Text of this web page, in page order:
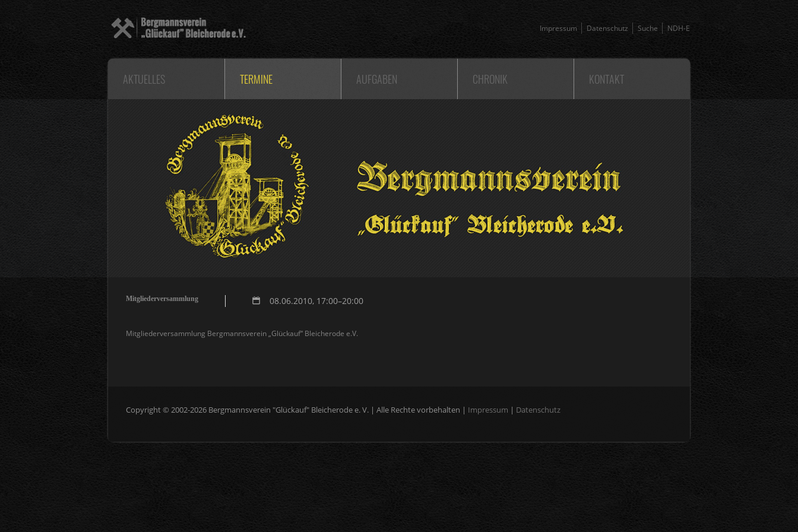
Impressum Datenschutz Suche NDH-E
AKTUELLES TERMINE AUFGABEN CHRONIK KONTAKT
Mitgliederversammlung 08.06.2010, 17:00–20:00
Mitgliederversammlung Bergmannsverein „Glückauf“ Bleicherode e.V.
Copyright © 2002-2026 Bergmannsverein "Glückauf" Bleicherode e. V. | Alle Rechte vorbehalten | Impressum | Datenschutz